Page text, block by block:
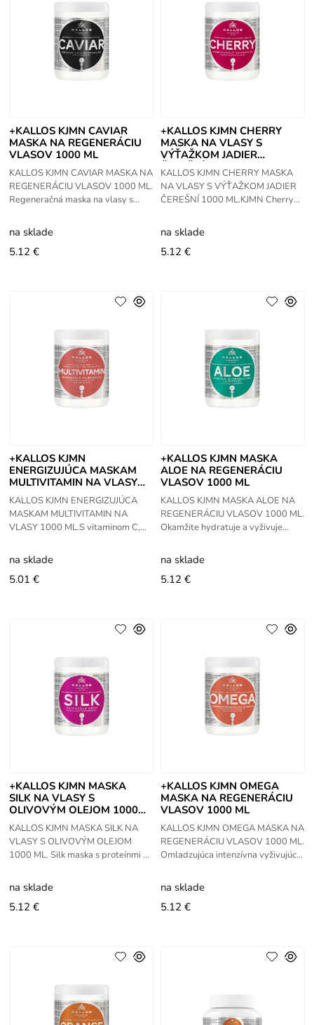
+KALLOS KJMN CAVIAR
MASKA NA REGENERÁCIU
VLASOV 1000 ML
KALLOS KJMN CAVIAR MASKA NA
REGENERÁCIU VLASOV 1000 ML.
Regeneračná maska na vlasy s
z najviac cenných zložiek
revitalizácie
na sklade
5.12 €
+KALLOS KJMN CHERRY
MASKA NA VLASY S
VÝŤAŽKOM JADIER
ČEREŠNÍ 1000 ML
KALLOS KJMN CHERRY MASKA
NA VLASY S VÝŤAŽKOM JADIER
ČEREŠNÍ 1000 ML.KJMN Cherry
- obsahuje vitamíny A, B1, B2, B6 a
C a
na sklade
5.12 €
+KALLOS KJMN
ENERGIZUJÚCA MASKAM
MULTIVITAMIN NA VLASY
1000 ML
KALLOS KJMN ENERGIZUJÚCA
MASKAM MULTIVITAMIN NA
VLASY 1000 ML.S vitaminom C,
pomaranča, citrónu a s
avokádovým olejom.
na sklade
5.01 €
+KALLOS KJMN MASKA
ALOE NA REGENERÁCIU
VLASOV 1000 ML
KALLOS KJMN MASKA ALOE NA
REGENERÁCIU VLASOV 1000 ML.
Okamžite hydratuje a vyživuje
a poškodené vlasy, zanecháva ich
na sklade
5.12 €
+KALLOS KJMN MASKA
SILK NA VLASY S
OLIVOVÝM OLEJOM 1000
ML
KALLOS KJMN MASKA SILK NA
VLASY S OLIVOVÝM OLEJOM
1000 ML. Silk maska s proteínmi a
Intenzívne hydratuje a vyhladzuje
vlasy, odstraňuje
na sklade
5.12 €
+KALLOS KJMN OMEGA
MASKA NA REGENERÁCIU
VLASOV 1000 ML
KALLOS KJMN OMEGA MASKA NA
REGENERÁCIU VLASOV 1000 ML.
Omladzujúca intenzívna vyživujúca
makadamovým olejom, ktorá
obnovuje
na sklade
5.12 €